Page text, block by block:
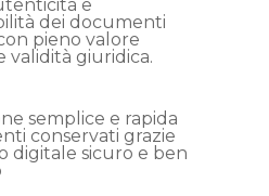
e
dei documenti
pieno valore
validità giuridica.
semplice e rapida
conservati grazie
digitale sicuro e ben